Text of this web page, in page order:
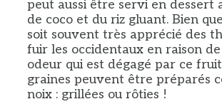
peut aussi être servi en dessert
de coco et du riz gluant. Bien
soit souvent très apprécié des
fuir les occidentaux en raison
odeur qui est dégagé par ce
graines peuvent être préparés
noix : grillées ou rôties !